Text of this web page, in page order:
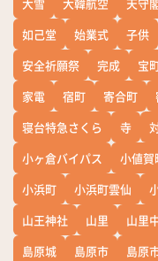
大雪
大韓航空 天守
如己堂
始業式 子供
安全祈願祭
完成 宝
家電
宿町 寄合町
寝台特急さくら
寺
小ヶ倉バイパス
小値賀
小浜町
小浜町雲仙
山王神社
山里 山里
島原城
島原市 島原